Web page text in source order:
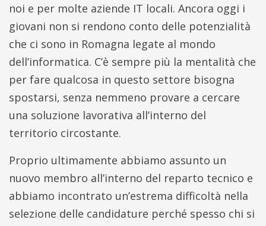
noi e per molte aziende IT locali. Ancora oggi i
giovani non si rendono conto delle potenzialità
che ci sono in Romagna legate al mondo
dell’informatica. C’è sempre più la mentalità che
per fare qualcosa in questo settore bisogna
spostarsi, senza nemmeno provare a cercare
una soluzione lavorativa all’interno del
territorio circostante.
Proprio ultimamente abbiamo assunto un
nuovo membro all’interno del reparto tecnico e
abbiamo incontrato un’estrema difficoltà nella
selezione delle candidature perché spesso chi si